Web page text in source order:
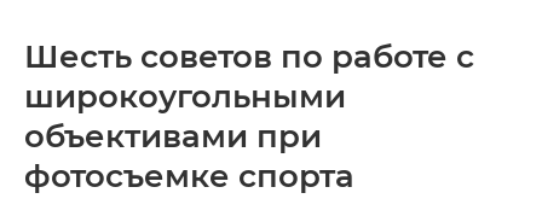
Шесть советов по работе с
широкоугольными
объективами при
фотосъемке спорта